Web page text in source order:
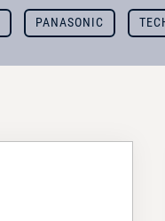
PANASONIC